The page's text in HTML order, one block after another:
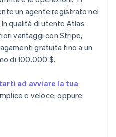
un agente registrato nel
qualità di utente Atlas
vantaggi con Stripe,
gratuita fino a un
di 100.000 $.
ad avviare la tua
e veloce, oppure